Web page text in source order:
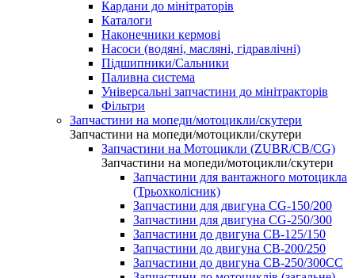
Кардани до мінітраторів
Каталоги
Наконечники кермові
Насоси (водяні, масляні, гідравлічні)
Підшипники/Сальники
Паливна система
Універсальні запчастини до мінітракторів
Фільтри
Запчастини на мопеди/мотоцикли/скутери
Запчастини на мопеди/мотоцикли/скутери
Запчастини на Мотоцикли (ZUBR/CB/CG)
Запчастини на мопеди/мотоцикли/скутери
Запчастини для вантажного мотоцикла
(Трьохколісник)
Запчастини для двигуна CG-150/200
Запчастини для двигуна CG-250/300
Запчастини до двигуна CB-125/150
Запчастини до двигуна CB-200/250
Запчастини до двигуна CB-250/300СС